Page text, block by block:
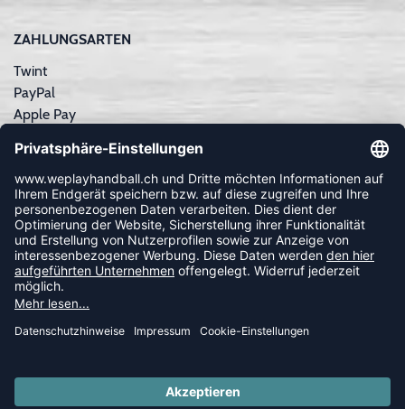
ZAHLUNGSARTEN
Twint
PayPal
Apple Pay
Kreditkarte
Rechnungskauf
NEWSLETTER
FOLLOW US